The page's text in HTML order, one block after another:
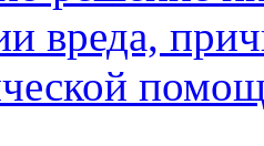
вреда,